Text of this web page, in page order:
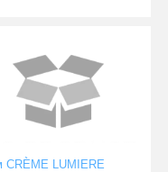
CRÈME LUMIERE